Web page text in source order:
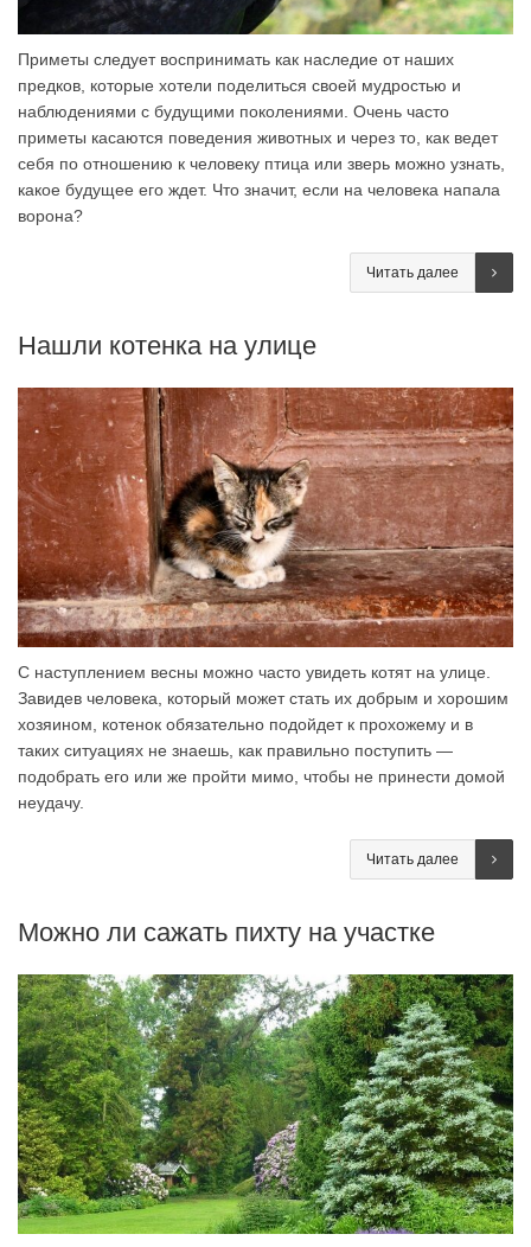
Приметы следует воспринимать как наследие от наших
предков, которые хотели поделиться своей мудростью и
наблюдениями с будущими поколениями. Очень часто
приметы касаются поведения животных и через то, как ведет
себя по отношению к человеку птица или зверь можно узнать,
какое будущее его ждет. Что значит, если на человека напала
ворона?
Читать далее
Нашли котенка на улице
С наступлением весны можно часто увидеть котят на улице.
Завидев человека, который может стать их добрым и хорошим
хозяином, котенок обязательно подойдет к прохожему и в
таких ситуациях не знаешь, как правильно поступить —
подобрать его или же пройти мимо, чтобы не принести домой
неудачу.
Читать далее
Можно ли сажать пихту на участке